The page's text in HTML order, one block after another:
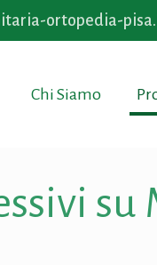
ortopedia-
Chi Siamo
su